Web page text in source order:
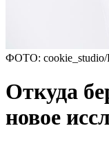
ФОТО: cookie_studio/
Откуда
новое